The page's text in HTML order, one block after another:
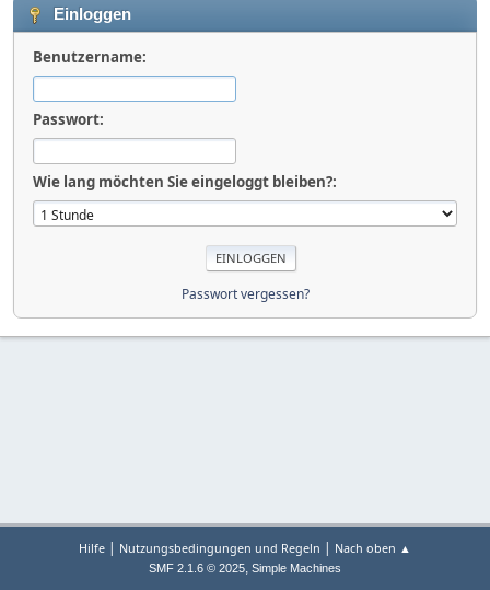
Einloggen
Benutzername:
Passwort:
Wie lang möchten Sie eingeloggt bleiben?:
Passwort vergessen?
Hilfe | Nutzungsbedingungen und Regeln | Nach oben ▲
SMF 2.1.6 © 2025, Simple Machines